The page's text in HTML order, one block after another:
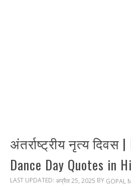
अंतर्राष्ट्रीय नृत्य दिवस
Dance Day Quotes in
LAST UPDATED: अप्रैल 25, 2025 BY GOPAL